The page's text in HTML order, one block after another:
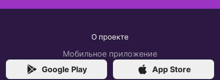
О проекте
Мобильное приложение
Google Play
App Store